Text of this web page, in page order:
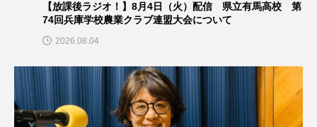
すずかけ台小学校 すずきまみ
そんなにみないでくださいな
【放課後ラジオ！】8月4日（火）配信 県立有馬高校 第
74回兵庫学校農業クラブ連盟大会について
2026.08.04
ポッドキャスト
【湊川短期大学附属幼稚園ラジオ】認定こども園 湊川短期
大学附属 北摂中央幼稚園園長の原口富美子先生にインタビ